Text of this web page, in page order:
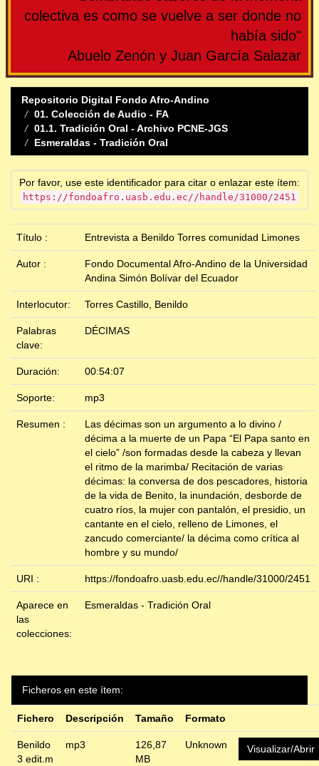
colectiva es como se vuelve a ser donde no
había sido"
Abuelo Zenón y Juan García Salazar
Repositorio Digital Fondo Afro-Andino
01. Colección de Audio - FA
01.1. Tradición Oral - Archivo PCNE-JGS
Esmeraldas - Tradición Oral
Por favor, use este identificador para citar o enlazar este ítem:
https://fondoafro.uasb.edu.ec//handle/31000/2451
Título : Entrevista a Benildo Torres comunidad Limones
Autor :
Fondo Documental Afro-Andino de la Universidad
Andina Simón Bolívar del Ecuador
Interlocutor: Torres Castillo, Benildo
Palabras
clave:
DÉCIMAS
Duración: 00:54:07
Soporte: mp3
Resumen :
Las décimas son un argumento a lo divino /
décima a la muerte de un Papa “El Papa santo en
el cielo” /son formadas desde la cabeza y llevan
el ritmo de la marimba/ Recitación de varias
décimas: la conversa de dos pescadores, historia
de la vida de Benito, la inundación, desborde de
cuatro ríos, la mujer con pantalón, el presidio, un
cantante en el cielo, relleno de Limones, el
zancudo comerciante/ la décima como crítica al
hombre y su mundo/
URI : https://fondoafro.uasb.edu.ec//handle/31000/2451
Aparece en
las
colecciones:
Esmeraldas - Tradición Oral
Ficheros en este ítem:
Fichero Descripción Tamaño Formato
Benildo
3 edit.m
mp3
126,87
MB
Unknown Visualizar/Abrir